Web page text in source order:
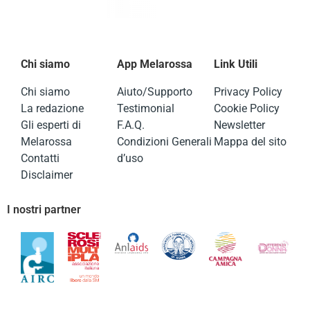
Chi siamo
Chi siamo
La redazione
Gli esperti di
Melarossa
Contatti
Disclaimer
App Melarossa
Aiuto/Supporto
Testimonial
F.A.Q.
Condizioni Generali
d’uso
Link Utili
Privacy Policy
Cookie Policy
Newsletter
Mappa del sito
I nostri partner